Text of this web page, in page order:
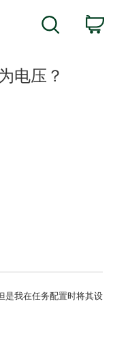
Search
电压？
是我在任务配置时将其设